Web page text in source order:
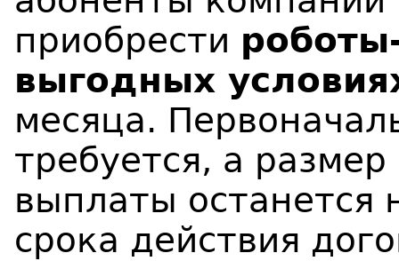
приобрести
выгодных
месяца.
требуется, а
выплаты останется
срока действия